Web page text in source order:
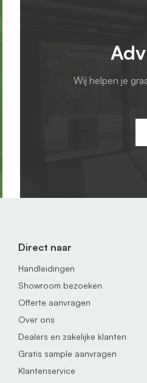
Wij helpen je
Direct naar
Handleidingen
Showroom bezoeken
Offerte aanvragen
Over ons
Dealers en zakelijke klanten
Gratis sample aanvragen
Klantenservice